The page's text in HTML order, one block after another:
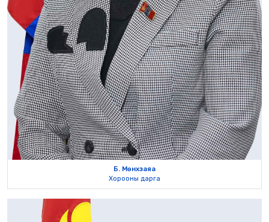
Б. Мөнхзаяа
Хорооны дарга